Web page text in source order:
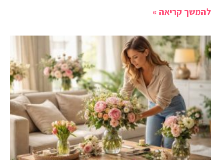
להמשך קריאה »